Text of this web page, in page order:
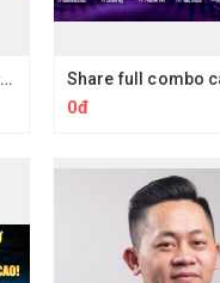
Share Combo Học Thiết Kế Đồ Họa Của Fedu Thầy Việt - Designer siêu việt từ con số 0
0đ